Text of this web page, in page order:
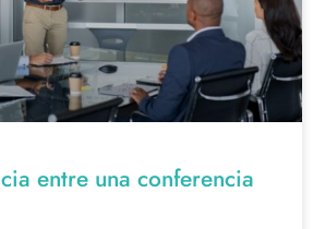
entre una conferencia